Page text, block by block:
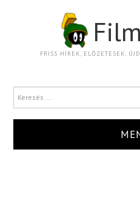
FRISS HÍREK, ELŐZETESEK,